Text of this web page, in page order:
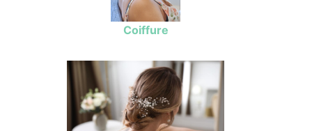
Coiffure